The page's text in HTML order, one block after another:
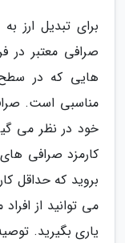
برای تبدیل ارز
صرافی معتبر در
هایی که در سطح
مناسبی است.
خود در نظر می
کارمزد صرافی
بروید که حداقل
می توانید از
یاری بگیرید.